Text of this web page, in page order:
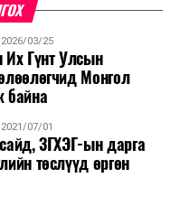
2026/03/25
Их Гүнт Улсын
Монгол
байна
2021/07/01
ЗГХЭГ-ын дарга
төслүүд өргөн